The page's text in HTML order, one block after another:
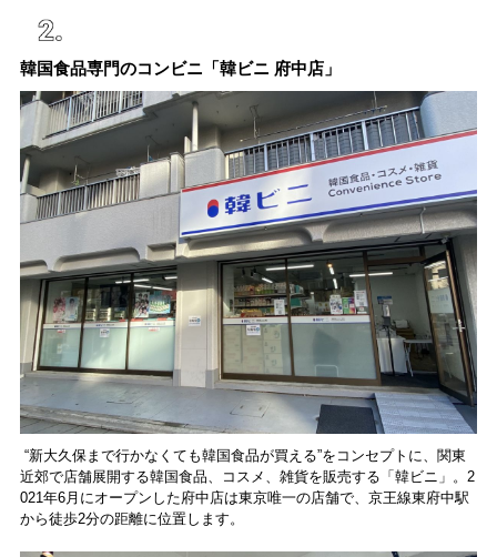
韓国食品専門のコンビニ「韓ビニ 府中店」
“新大久保まで行かなくても韓国食品が買える”をコンセプトに、関東
近郊で店舗展開する韓国食品、コスメ、雑貨を販売する「韓ビニ」。2
021年6月にオープンした府中店は東京唯一の店舗で、京王線東府中駅
から徒歩2分の距離に位置します。